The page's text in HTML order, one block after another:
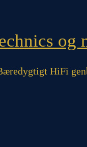
og
HiFi